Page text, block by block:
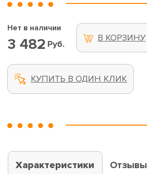
Нет в наличии
3 482 Руб.
В КОРЗИНУ
КУПИТЬ В ОДИН КЛИК
Характеристики Отзывы